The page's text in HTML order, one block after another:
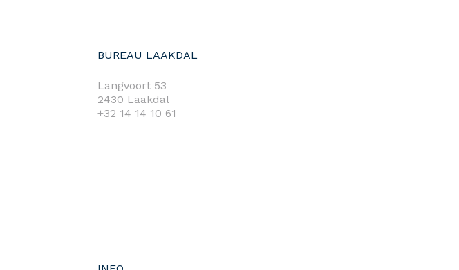
BUREAU LAAKDAL
Langvoort 53
2430 Laakdal
+32 14 14 10 61